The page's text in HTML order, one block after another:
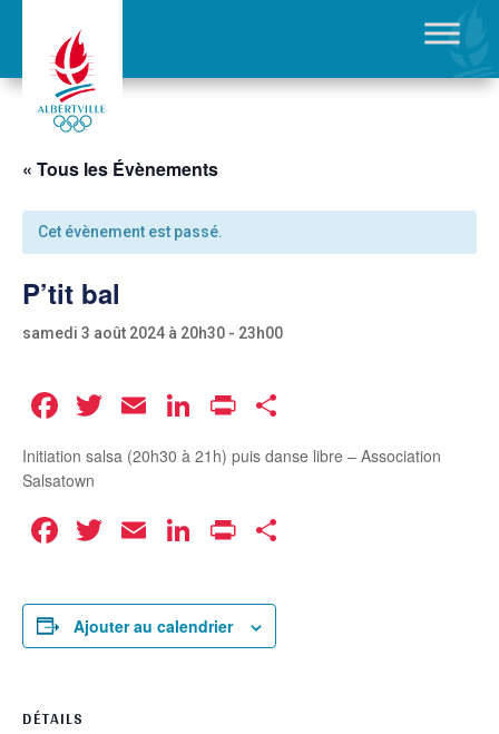
« Tous les Évènements
Cet évènement est passé.
P’tit bal
samedi 3 août 2024 à 20h30 - 23h00
Facebook
Twitter
EmailLinkedIn
Print
Initiation salsa (20h30 à 21h) puis danse libre – Association
Salsatown
Facebook
Twitter
EmailLinkedIn
Print
Ajouter au calendrier
DÉTAILS